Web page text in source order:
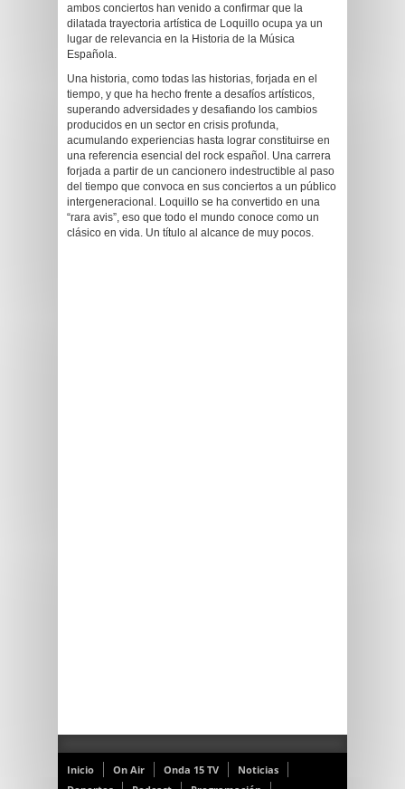
ambos conciertos han venido a confirmar que la
dilatada trayectoria artística de Loquillo ocupa ya un
lugar de relevancia en la Historia de la Música
Española.
Una historia, como todas las historias, forjada en el
tiempo, y que ha hecho frente a desafíos artísticos,
superando adversidades y desafiando los cambios
producidos en un sector en crisis profunda,
acumulando experiencias hasta lograr constituirse en
una referencia esencial del rock español. Una carrera
forjada a partir de un cancionero indestructible al paso
del tiempo que convoca en sus conciertos a un público
intergeneracional. Loquillo se ha convertido en una
“rara avis”, eso que todo el mundo conoce como un
clásico en vida. Un título al alcance de muy pocos.
Inicio On Air Onda 15 TV
Noticias